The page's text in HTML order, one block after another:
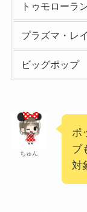
トゥモローラ
プラズマ・レ
ビッグポップ
ちゅん
ポ
プ
対